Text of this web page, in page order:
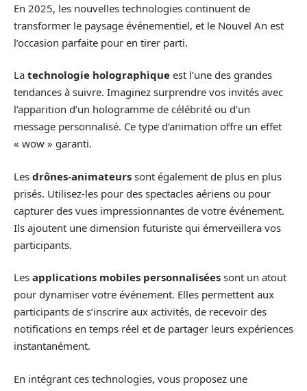
En 2025, les nouvelles technologies continuent de
transformer le paysage événementiel, et le Nouvel An est
l’occasion parfaite pour en tirer parti.
La technologie holographique est l’une des grandes
tendances à suivre. Imaginez surprendre vos invités avec
l’apparition d’un hologramme de célébrité ou d’un
message personnalisé. Ce type d’animation offre un effet
« wow » garanti.
Les drônes-animateurs sont également de plus en plus
prisés. Utilisez-les pour des spectacles aériens ou pour
capturer des vues impressionnantes de votre événement.
Ils ajoutent une dimension futuriste qui émerveillera vos
participants.
Les applications mobiles personnalisées sont un atout
pour dynamiser votre événement. Elles permettent aux
participants de s’inscrire aux activités, de recevoir des
notifications en temps réel et de partager leurs expériences
instantanément.
En intégrant ces technologies, vous proposez une